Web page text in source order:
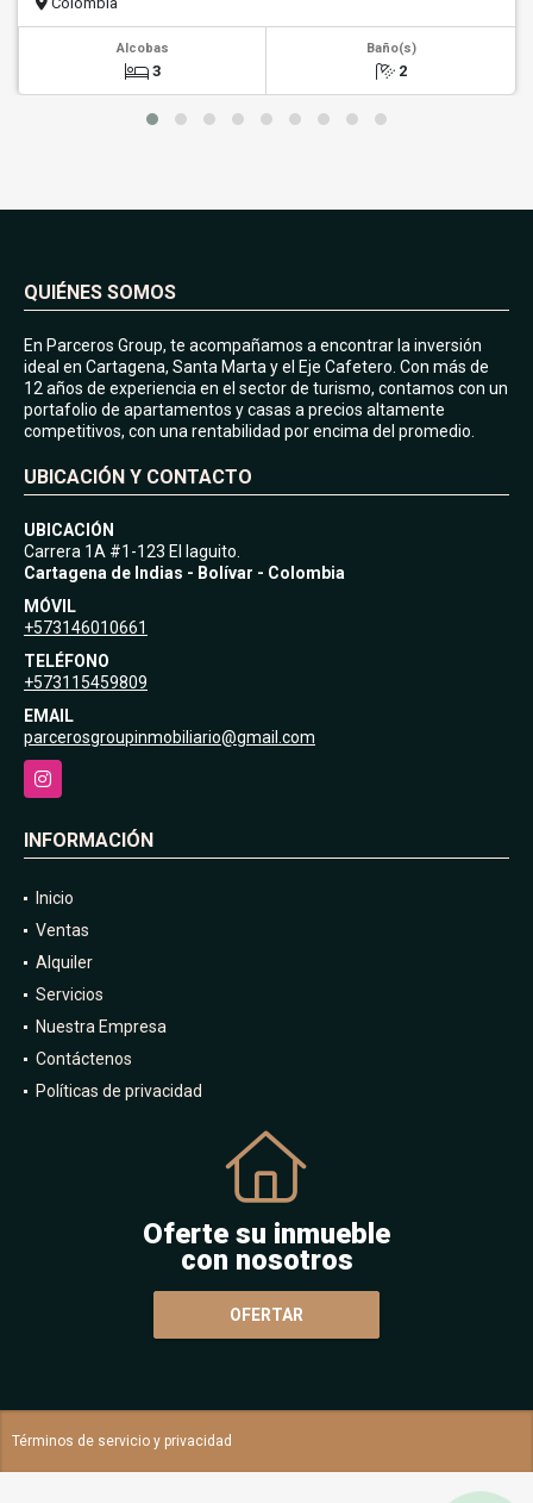
Alcobas
3
Baño(s)
2
QUIÉNES SOMOS
En Parceros Group, te acompañamos a encontrar la inversión
ideal en Cartagena, Santa Marta y el Eje Cafetero. Con más de
12 años de experiencia en el sector de turismo, contamos con un
portafolio de apartamentos y casas a precios altamente
competitivos, con una rentabilidad por encima del promedio.
UBICACIÓN Y CONTACTO
UBICACIÓN
Carrera 1A #1-123 El laguito.
Cartagena de Indias - Bolívar - Colombia
MÓVIL
+573146010661
TELÉFONO
+573115459809
EMAIL
parcerosgroupinmobiliario@gmail.com
Instagram
INFORMACIÓN
Inicio
Ventas
Alquiler
Servicios
Nuestra Empresa
Contáctenos
Políticas de privacidad
Oferte su inmueble
con nosotros
OFERTAR
Términos de servicio y privacidad